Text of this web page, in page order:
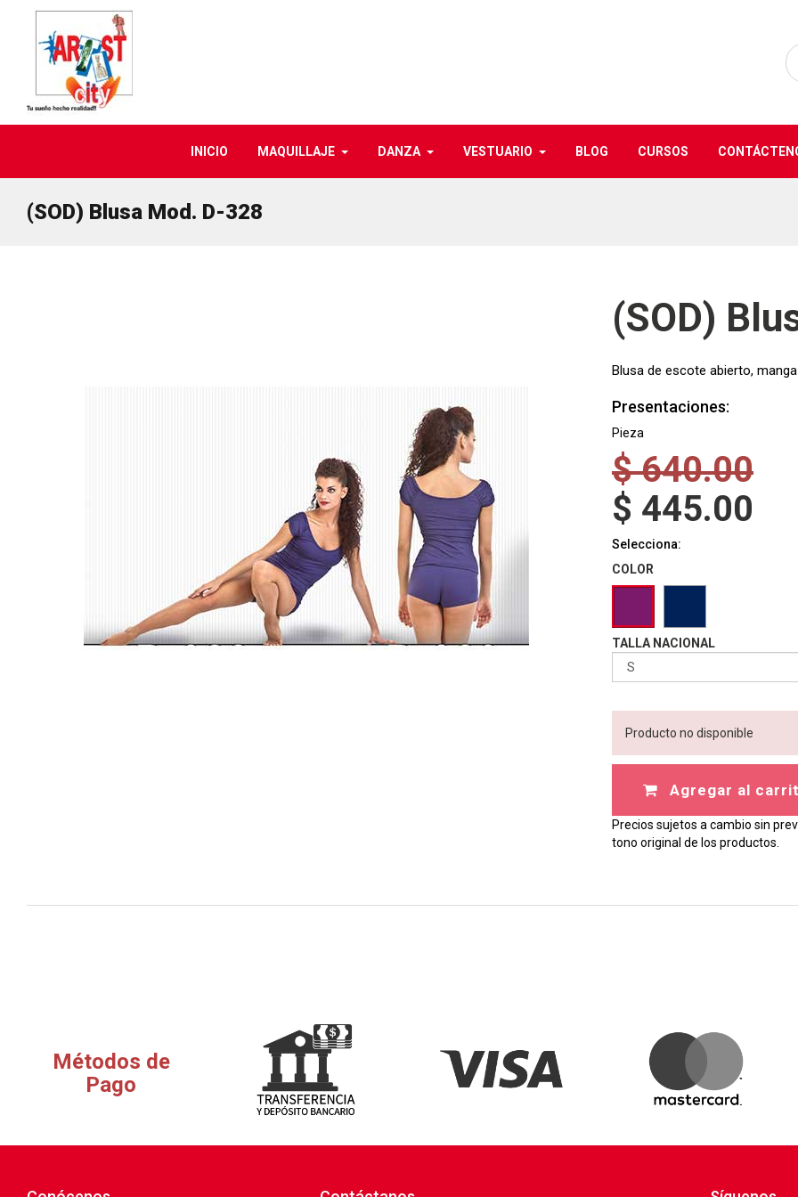
INICIO MAQUILLAJE DANZA VESTUARIO BLOG CURSOS
(SOD) Blusa Mod. D-328
(SOD)
Blusa de escote abierto,
Presentaciones:
Pieza
$640.00
$ 445.00
Selecciona:
COLOR
TALLA NACIONAL
Producto no disponible
Agregar al
Precios sujetos a cambio sin
tono original de los productos.
Métodos de
Pago